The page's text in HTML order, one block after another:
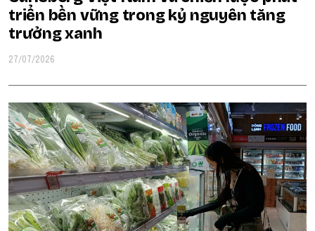
triển bền vững trong kỷ nguyên tăng
trưởng xanh
27/07/2026